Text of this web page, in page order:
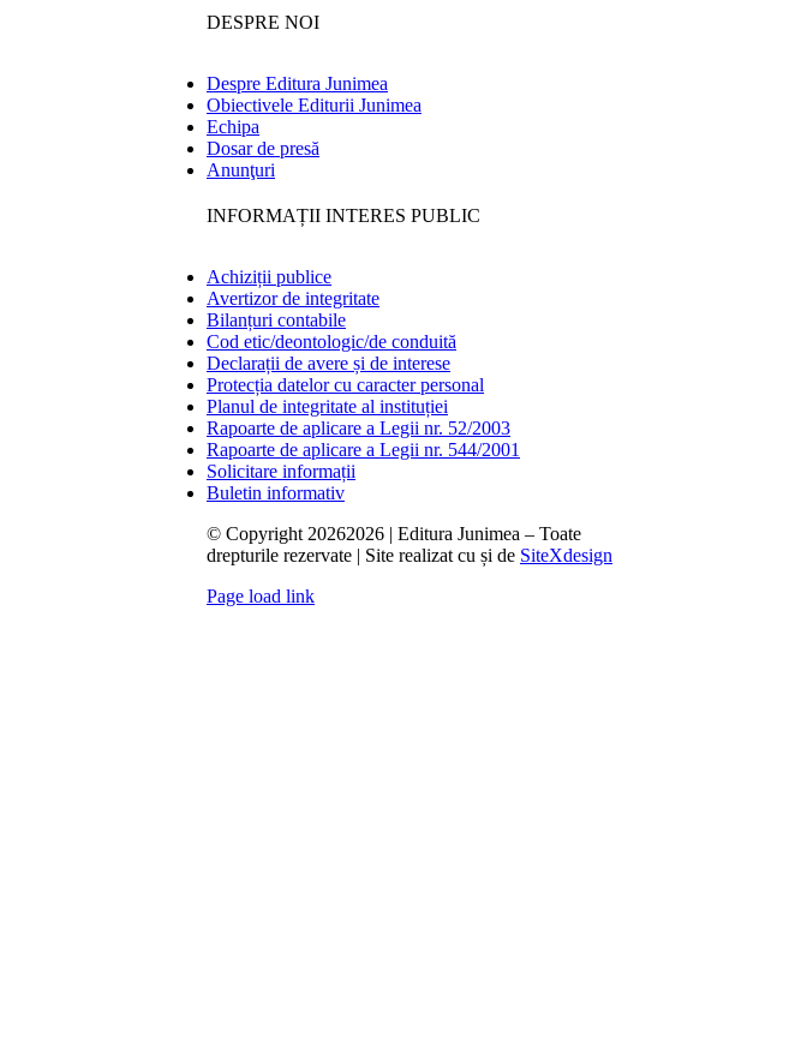
DESPRE NOI
Despre Editura Junimea
Obiectivele Editurii Junimea
Echipa
Dosar de presă
Anunţuri
INFORMAȚII INTERES PUBLIC
Achiziții publice
Avertizor de integritate
Bilanțuri contabile
Cod etic/deontologic/de conduită
Declarații de avere și de interese
Protecția datelor cu caracter personal
Planul de integritate al instituției
Rapoarte de aplicare a Legii nr. 52/2003
Rapoarte de aplicare a Legii nr. 544/2001
Solicitare informații
Buletin informativ
© Copyright 20262026 | Editura Junimea – Toate
drepturile rezervate | Site realizat cu și de SiteXdesign
Page load link